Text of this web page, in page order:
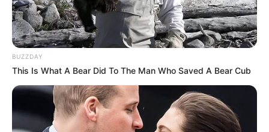
BUZZDAY
This Is What A Bear Did To The Man Who Saved A Bear Cub